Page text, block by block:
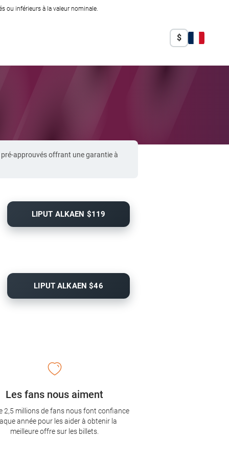
ou inférieurs à la valeur nominale.
$
approuvés offrant une garantie à
LIPUT ALKAEN $119
LIPUT ALKAEN $46
Les fans nous aiment
2,5 millions de fans nous font confiance
année pour les aider à obtenir la
meilleure offre sur les billets.